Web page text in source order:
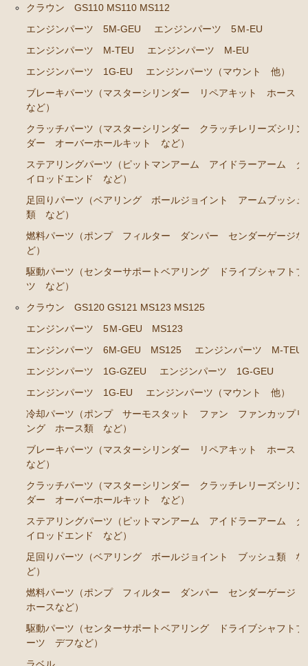
マークⅡ クレスタ チェイサー JZX90 JZX91 JZX93 GX9
エンジンパーツ 1JZ-GE JZX90 JZX93
エンジンパーツ 2J-GE JZX91
エンジンパーツ 1G-FE GX90
ーズシリンダー オーバーホールキット など）
マークⅡ クレスタ チェイサー JZX100 JZX101 JZX105
GX100 GX105
エンジンパーツ 2JZ-GE JZX101
クラッチパーツ（マスターシリンダー クラッチレリ
クラウン GS110 MS110 MS112
エンジンパーツ 5M-GEU
エンジンパーツ M-EU
エンジンパーツ 1G-EU
エンジンパーツ（マウント 他）
ブレーキパーツ（マスターシリンダー リペアキッ
ト ホース など）
クラッチパーツ（マスターシリンダー クラッチレリ
ステアリングパーツ（ピットマンアーム アイドラー
足回りパーツ（ベアリング ボールジョイント アー
ムブッシュ類 など）
燃料パーツ（ポンプ フィルター ダンパー センダ
ーゲージなど）
駆動パーツ（センターサポートベアリング ドライブ
シャフトブーツ など）
クラウン GS110 MS110 MS112
エンジンパーツ 5M-GEU
エンジンパーツ 5Ｍ-EU
エンジンパーツ M-TEU
エンジンパーツ M-EU
エンジンパーツ 1G-EU
エンジンパーツ（マウント 他）
ブレーキパーツ（マスターシリンダー リペアキット ホース
など）
クラッチパーツ（マスターシリンダー クラッチレリーズシリン
ダー オーバーホールキット など）
ステアリングパーツ（ピットマンアーム アイドラーアーム タ
イロッドエンド など）
足回りパーツ（ベアリング ボールジョイント アームブッシュ
類 など）
燃料パーツ（ポンプ フィルター ダンパー センダーゲージな
ど）
駆動パーツ（センターサポートベアリング ドライブシャフトブ
ツ など）
クラウン GS120 GS121 MS123 MS125
エンジンパーツ 5Ｍ-GEU MS123
エンジンパーツ 6M-GEU MS125
エンジンパーツ M-TEU
エンジンパーツ 1G-GZEU
エンジンパーツ 1G-GEU
エンジンパーツ 1G-EU
エンジンパーツ（マウント 他）
冷却パーツ（ポンプ サーモスタット ファン ファンカップリ
ング ホース類 など）
ブレーキパーツ（マスターシリンダー リペアキット ホース
など）
クラッチパーツ（マスターシリンダー クラッチレリーズシリン
ダー オーバーホールキット など）
ステアリングパーツ（ピットマンアーム アイドラーアーム タ
イロッドエンド など）
足回りパーツ（ベアリング ボールジョイント ブッシュ類 な
ど）
燃料パーツ（ポンプ フィルター ダンパー センダーゲージ
ホースなど）
駆動パーツ（センターサポートベアリング ドライブシャフトブ
ーツ デフなど）